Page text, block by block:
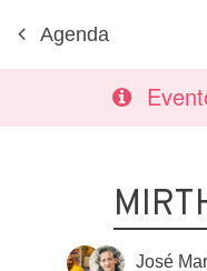
Agenda
José